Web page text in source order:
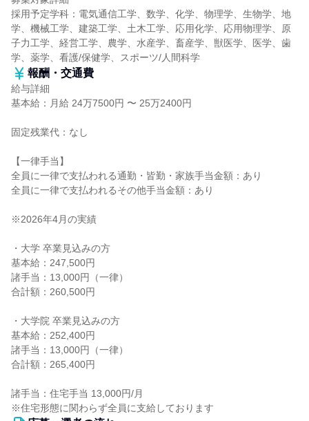
採用予定学科：電気通信工学、数学、化学、物理学、生物学、地
学、機械工学、建築工学、土木工学、応用化学、応用物理学、原
子力工学、経営工学、農学、水産学、畜産学、獣医学、医学、歯
学、薬学、看護/保健学、スポーツ/人間科学
報酬・交通費
給与詳細
基本給：月給 24万7500円 〜 25万2400円
固定残業代：なし
【一律手当】
全員に一律で支払われる通勤・皆勤・家族手当金額：あり
全員に一律で支払われるその他手当金額：あり
※2026年4月の実績
・大学 卒業見込みの方
基本給：247,500円
諸手当：13,000円（一律）
合計額：260,500円
・大学院 卒業見込みの方
基本給：252,400円
諸手当：13,000円（一律）
合計額：265,400円
諸手当：住宅手当 13,000円/月
※住宅形態に関わらず全員に支給しております